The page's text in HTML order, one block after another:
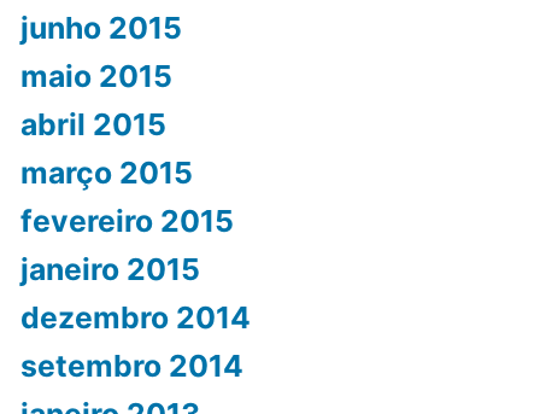
junho 2015
maio 2015
abril 2015
março 2015
fevereiro 2015
janeiro 2015
dezembro 2014
setembro 2014